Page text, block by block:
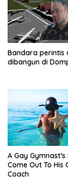
Bandara perintis
dibangun di
A Gay
Come Out To His
Coach